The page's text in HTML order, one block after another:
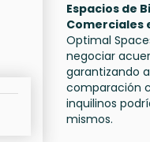
Espacios de
Comerciales
Optimal
negociar
garantizando
comparación
inquilinos
mismos.